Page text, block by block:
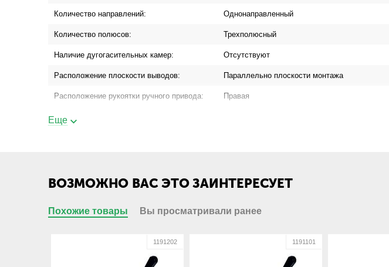
Количество направлений: Однонаправленный
Количество полюсов: Трехполюсный
Наличие дугогасительных камер: Отсутствуют
Расположение плоскости выводов: Параллельно плоскости монтажа
Расположение рукоятки ручного привода: Правая
Съемность рукоятки:
Технические характеристики
Номинальный ток, А: 100
Еще
ВОЗМОЖНО ВАС ЭТО ЗАИНТЕРЕСУЕТ
Похожие товары Вы просматривали ранее
1191202 1191101